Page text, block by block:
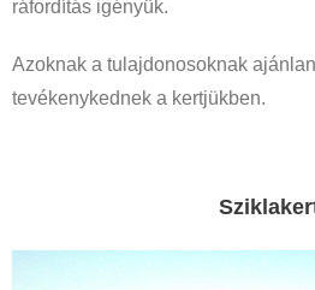
ráfordítás igényük.
Azoknak a tulajdonosoknak
tevékenykednek a kertjükben.